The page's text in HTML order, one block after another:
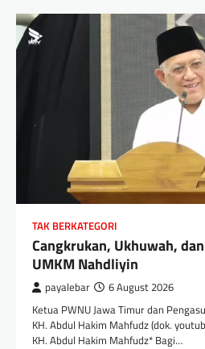
TAK BERKATEGORI
Cangkrukan, Ukhuwah,
UMKM Nahdliyin
payalebar 6 August 2026
Ketua PWNU Jawa Timur dan
KH. Abdul Hakim Mahfudz (dok.
KH. Abdul Hakim Mahfudz* Bagi…